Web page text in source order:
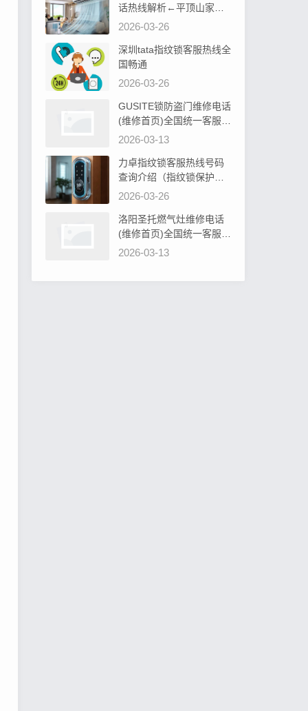
话热线解析←平顶山家居
装修，中央空调安装攻略
2026-03-26
深圳tata指纹锁客服热线全
国畅通
2026-03-26
GUSITE锁防盗门维修电话
(维修首页)全国统一客服电
话阐明GUSITE锁防盗门必
2026-03-13
力卓指纹锁客服热线号码
查询介绍（指纹锁保护罩
硅胶：安全防护新选择）
2026-03-26
洛阳圣托燃气灶维修电话
(维修首页)全国统一客服电
话教你圣托燃气灶旋钮无
2026-03-13